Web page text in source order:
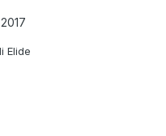
Elide